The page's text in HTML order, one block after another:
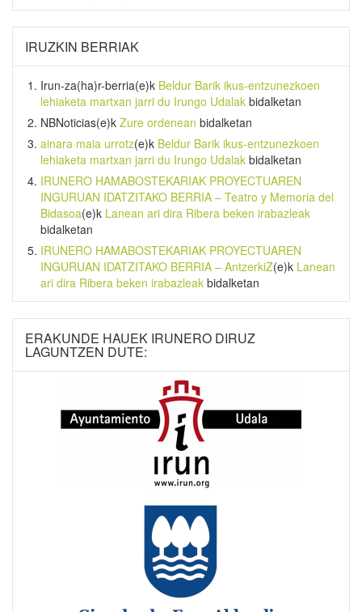
IRUZKIN BERRIAK
Irun-za(ha)r-berria(e)k Beldur Barik ikus-entzunezkoen
lehiaketa martxan jarri du Irungo Udalak bidalketan
NBNoticias(e)k Zure ordenean bidalketan
ainara maia urrotz(e)k Beldur Barik ikus-entzunezkoen
lehiaketa martxan jarri du Irungo Udalak bidalketan
IRUNERO HAMABOSTEKARIAK PROYECTUAREN
INGURUAN IDATZITAKO BERRIA – Teatro y Memoria del
Bidasoa(e)k Lanean ari dira Ribera beken irabazleak
bidalketan
IRUNERO HAMABOSTEKARIAK PROYECTUAREN
INGURUAN IDATZITAKO BERRIA – AntzerkiZ(e)k Lanean
ari dira Ribera beken irabazleak bidalketan
ERAKUNDE HAUEK IRUNERO DIRUZ
LAGUNTZEN DUTE: